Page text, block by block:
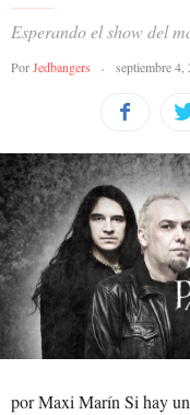
Esperando el show del
PorJedbangers septiembre 4,
por Maxi Marín Si hay